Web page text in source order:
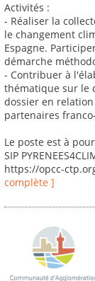
Activités :
- Réaliser la
le changement
Espagne.
démarche
- Contribuer à
thématique sur le
dossier en
partenaires
Le poste est à
SIP
https://opcc-
complète ]